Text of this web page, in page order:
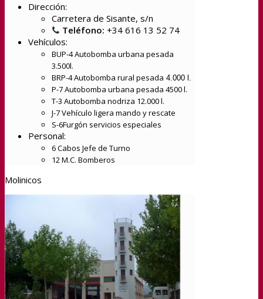
Dirección:
Carretera de Sisante, s/n
Teléfono: +34 616 13 52 74
Vehículos:
BUP-4 Autobomba urbana pesada
3.500l.
BRP-4 Autobomba rural pesada 4.000 l.
P-7 Autobomba urbana pesada 4500 l.
T-3 Autobomba nodriza 12.000 l.
J-7 Vehículo ligera mando y rescate
S-6Furgón servicios especiales
Personal:
6 Cabos Jefe de Turno
12 M.C. Bomberos
Molinicos